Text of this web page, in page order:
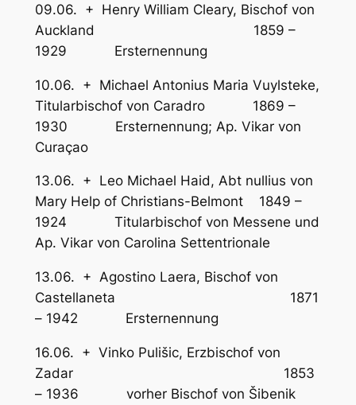
09.06. + Henry William Cleary, Bischof von
Auckland 1859 –
1929 Ersternennung
10.06. + Michael Antonius Maria Vuylsteke,
Titularbischof von Caradro 1869 –
1930 Ersternennung; Ap. Vikar von
Curaçao
13.06. + Leo Michael Haid, Abt nullius von
Mary Help of Christians-Belmont 1849 –
1924 Titularbischof von Messene und
Ap. Vikar von Carolina Settentrionale
13.06. + Agostino Laera, Bischof von
Castellaneta 1871
– 1942 Ersternennung
16.06. + Vinko Pulišic, Erzbischof von
Zadar 1853
– 1936 vorher Bischof von Šibenik